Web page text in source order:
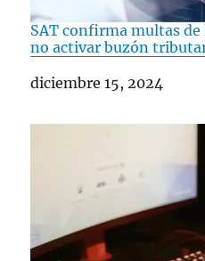
SAT confirma multas de
no activar buzón
Fecha
diciembre 15, 2024